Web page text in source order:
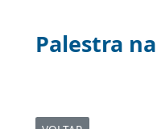
Palestra